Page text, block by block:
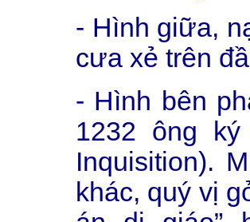
- Hình giữa,
cưa xẻ trên
- Hình bên
1232 ông
Inquisition).
khác, quý vị